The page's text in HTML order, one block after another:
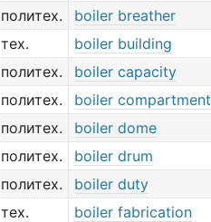
политех.
boiler breather
тех.
boiler building
политех.
boiler capacity
политех.
boiler compartment
политех.
boiler dome
политех.
boiler drum
политех.
boiler duty
тех.
boiler fabrication